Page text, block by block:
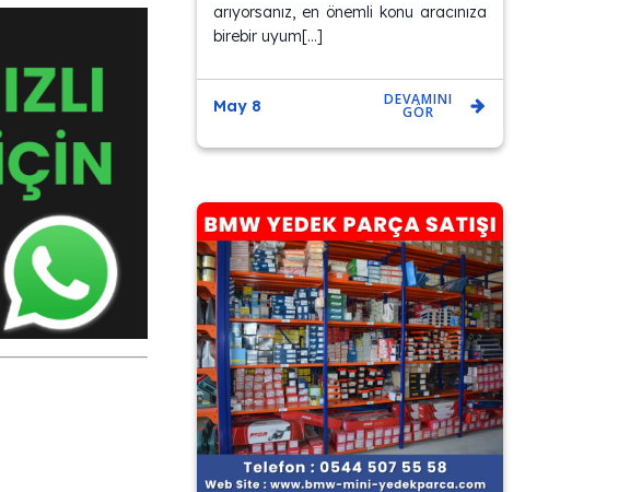
arıyorsanız, en önemli konu aracınıza
birebir uyum[…]
May 8 DEVAMINI
GÖR